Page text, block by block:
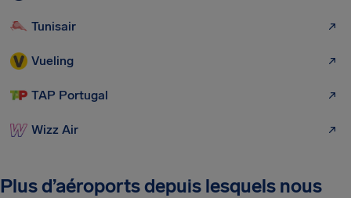
Tunisair
Vueling
TAP Portugal
Wizz Air
Plus d’aéroports depuis lesquels nous